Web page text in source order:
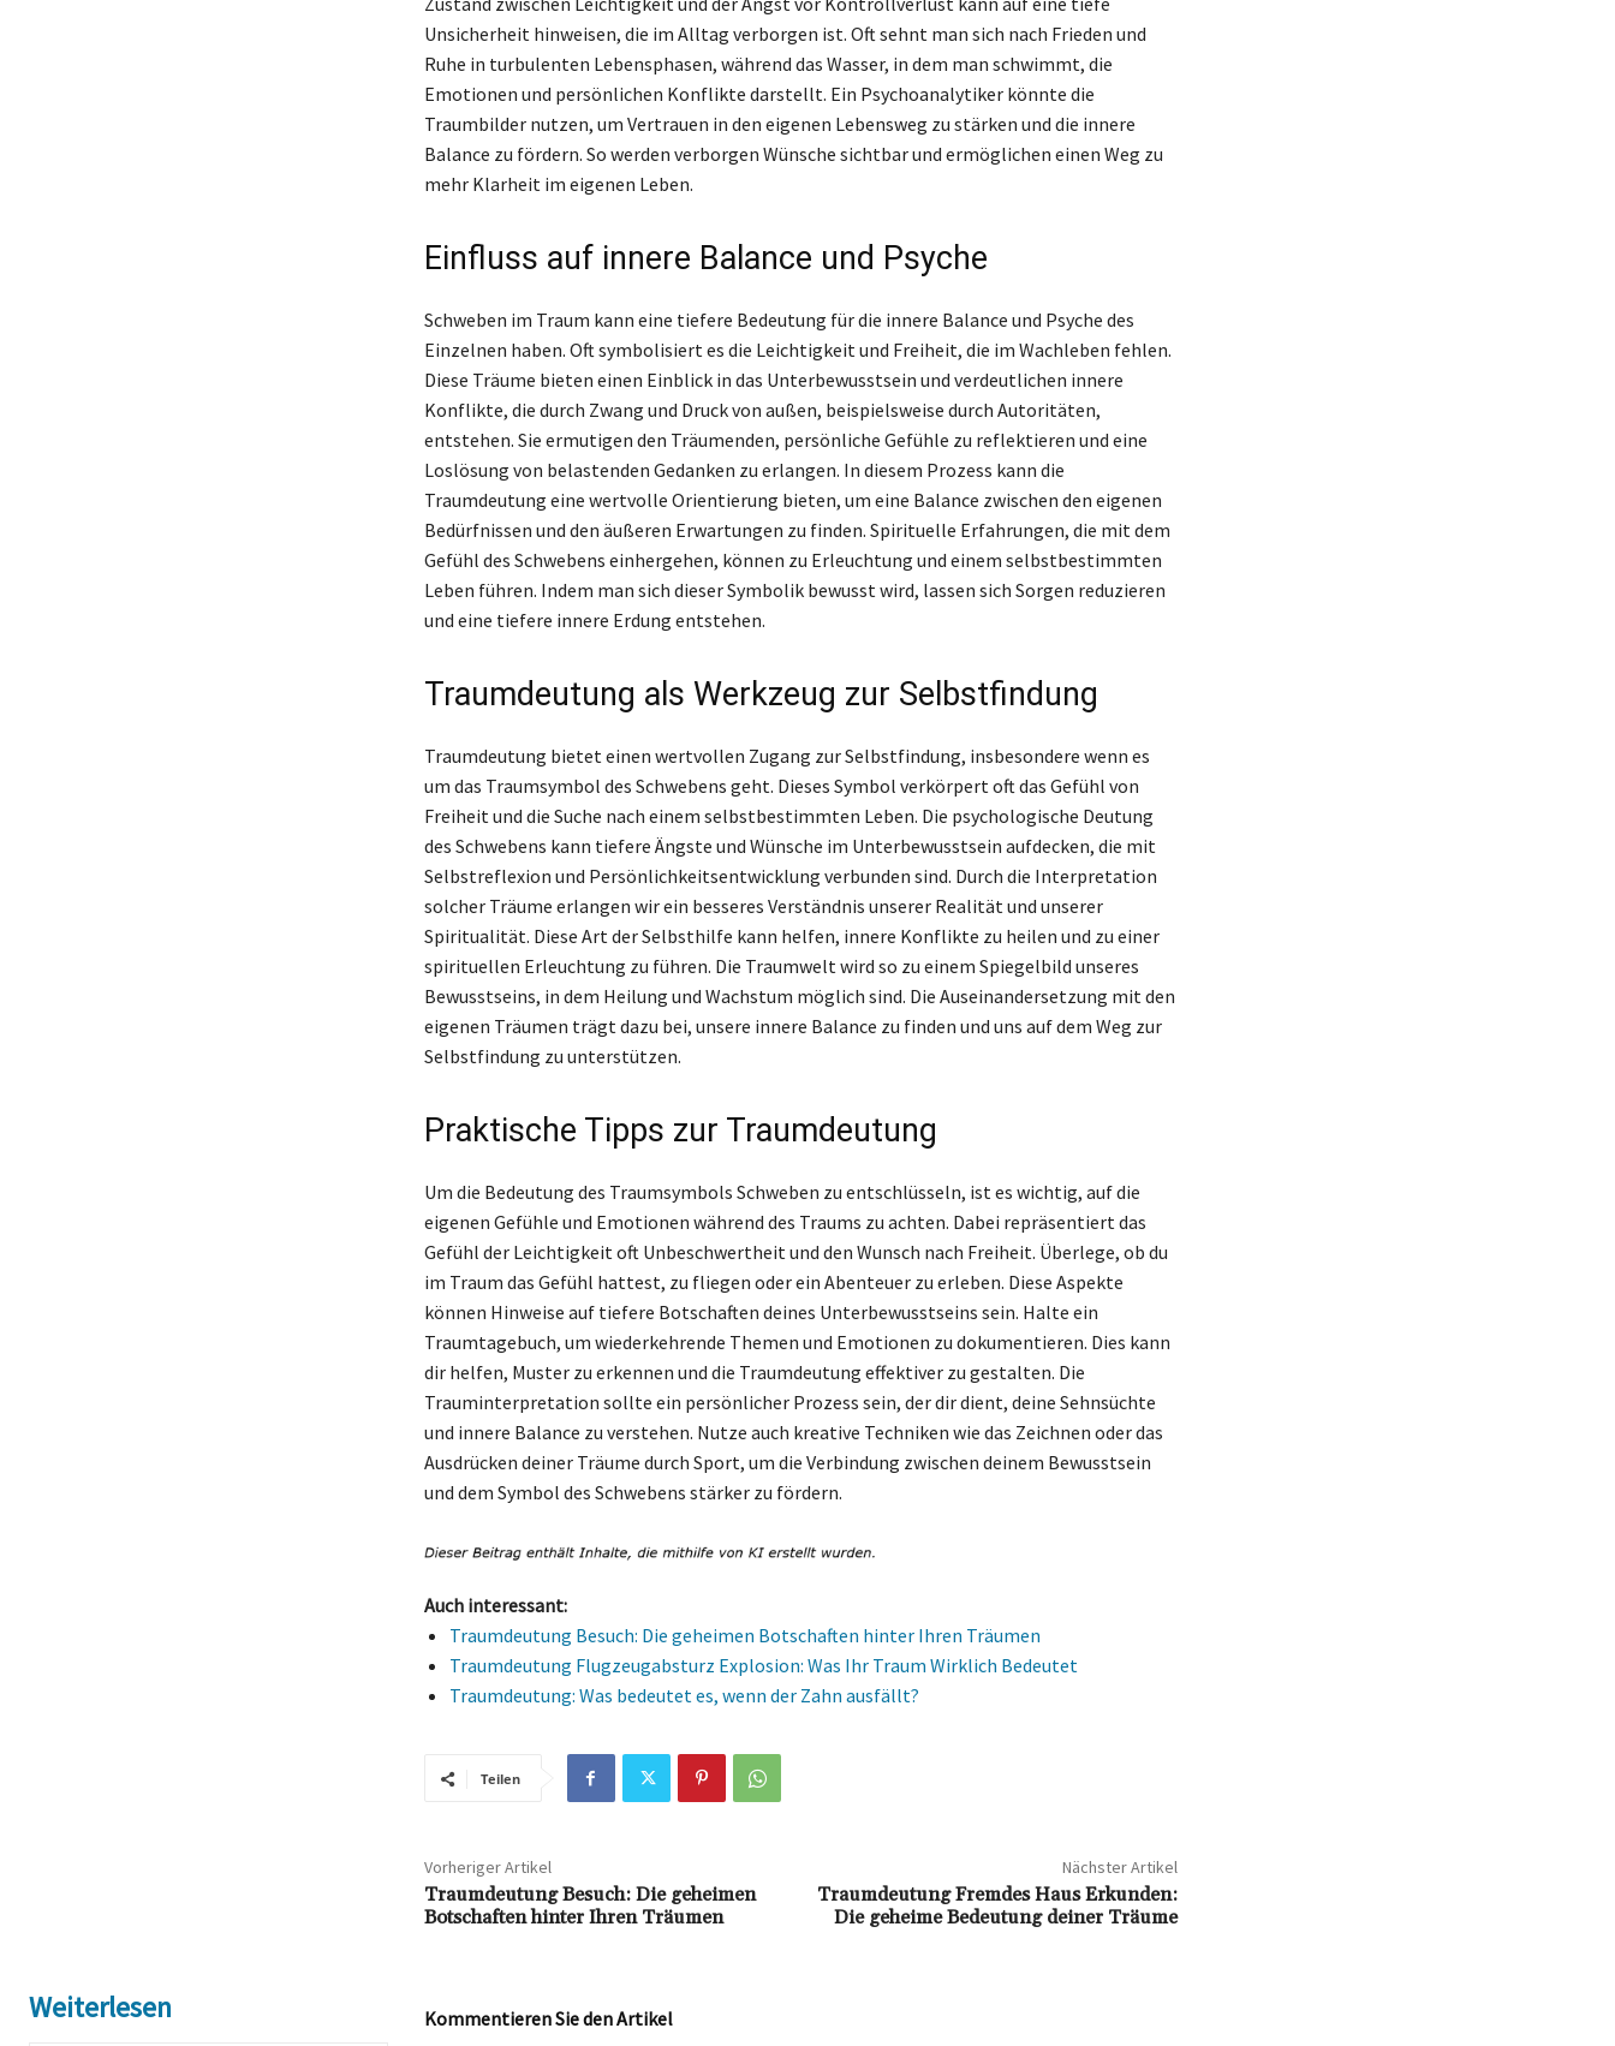
Unsicherheit hinweisen, die im Alltag verborgen ist. Oft sehnt man sich nach Frieden und
Ruhe in turbulenten Lebensphasen, während das Wasser, in dem man schwimmt, die
Emotionen und persönlichen Konflikte darstellt. Ein Psychoanalytiker könnte die
Traumbilder nutzen, um Vertrauen in den eigenen Lebensweg zu stärken und die innere
Balance zu fördern. So werden verborgen Wünsche sichtbar und ermöglichen einen Weg zu
mehr Klarheit im eigenen Leben.
Einfluss auf innere Balance und Psyche
Schweben im Traum kann eine tiefere Bedeutung für die innere Balance und Psyche des
Einzelnen haben. Oft symbolisiert es die Leichtigkeit und Freiheit, die im Wachleben fehlen.
Diese Träume bieten einen Einblick in das Unterbewusstsein und verdeutlichen innere
Konflikte, die durch Zwang und Druck von außen, beispielsweise durch Autoritäten,
entstehen. Sie ermutigen den Träumenden, persönliche Gefühle zu reflektieren und eine
Loslösung von belastenden Gedanken zu erlangen. In diesem Prozess kann die
Traumdeutung eine wertvolle Orientierung bieten, um eine Balance zwischen den eigenen
Bedürfnissen und den äußeren Erwartungen zu finden. Spirituelle Erfahrungen, die mit dem
Gefühl des Schwebens einhergehen, können zu Erleuchtung und einem selbstbestimmten
Leben führen. Indem man sich dieser Symbolik bewusst wird, lassen sich Sorgen reduzieren
und eine tiefere innere Erdung entstehen.
Traumdeutung als Werkzeug zur Selbstfindung
Traumdeutung bietet einen wertvollen Zugang zur Selbstfindung, insbesondere wenn es
um das Traumsymbol des Schwebens geht. Dieses Symbol verkörpert oft das Gefühl von
Freiheit und die Suche nach einem selbstbestimmten Leben. Die psychologische Deutung
des Schwebens kann tiefere Ängste und Wünsche im Unterbewusstsein aufdecken, die mit
Selbstreflexion und Persönlichkeitsentwicklung verbunden sind. Durch die Interpretation
solcher Träume erlangen wir ein besseres Verständnis unserer Realität und unserer
Spiritualität. Diese Art der Selbsthilfe kann helfen, innere Konflikte zu heilen und zu einer
spirituellen Erleuchtung zu führen. Die Traumwelt wird so zu einem Spiegelbild unseres
Bewusstseins, in dem Heilung und Wachstum möglich sind. Die Auseinandersetzung mit den
eigenen Träumen trägt dazu bei, unsere innere Balance zu finden und uns auf dem Weg zur
Selbstfindung zu unterstützen.
Praktische Tipps zur Traumdeutung
Um die Bedeutung des Traumsymbols Schweben zu entschlüsseln, ist es wichtig, auf die
eigenen Gefühle und Emotionen während des Traums zu achten. Dabei repräsentiert das
Gefühl der Leichtigkeit oft Unbeschwertheit und den Wunsch nach Freiheit. Überlege, ob du
im Traum das Gefühl hattest, zu fliegen oder ein Abenteuer zu erleben. Diese Aspekte
können Hinweise auf tiefere Botschaften deines Unterbewusstseins sein. Halte ein
Traumtagebuch, um wiederkehrende Themen und Emotionen zu dokumentieren. Dies kann
dir helfen, Muster zu erkennen und die Traumdeutung effektiver zu gestalten. Die
Trauminterpretation sollte ein persönlicher Prozess sein, der dir dient, deine Sehnsüchte
und innere Balance zu verstehen. Nutze auch kreative Techniken wie das Zeichnen oder das
Ausdrücken deiner Träume durch Sport, um die Verbindung zwischen deinem Bewusstsein
und dem Symbol des Schwebens stärker zu fördern.
Auch interessant:
Traumdeutung Besuch: Die geheimen Botschaften hinter Ihren Träumen
Traumdeutung Flugzeugabsturz Explosion: Was Ihr Traum Wirklich Bedeutet
Traumdeutung: Was bedeutet es, wenn der Zahn ausfällt?
Teilen
Vorheriger Artikel
Traumdeutung Besuch: Die geheimen
Botschaften hinter Ihren Träumen
Nächster Artikel
Traumdeutung Fremdes Haus Erkunden:
Die geheime Bedeutung deiner Träume
Weiterlesen Kommentieren Sie den Artikel